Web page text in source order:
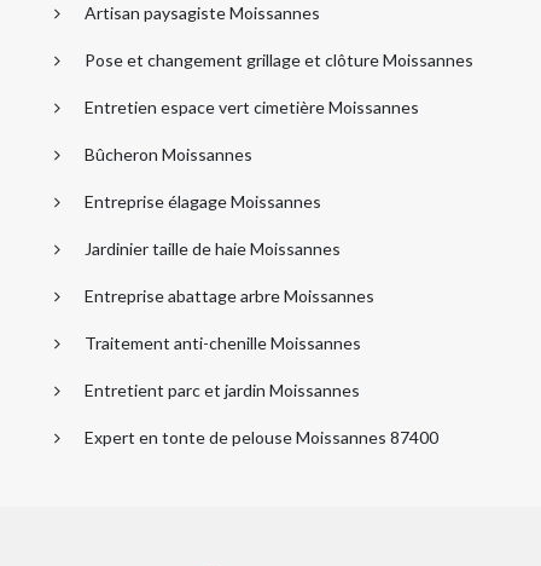
Artisan paysagiste Moissannes
Pose et changement grillage et clôture Moissannes
Entretien espace vert cimetière Moissannes
Bûcheron Moissannes
Entreprise élagage Moissannes
Jardinier taille de haie Moissannes
Entreprise abattage arbre Moissannes
Traitement anti-chenille Moissannes
Entretient parc et jardin Moissannes
Expert en tonte de pelouse Moissannes 87400